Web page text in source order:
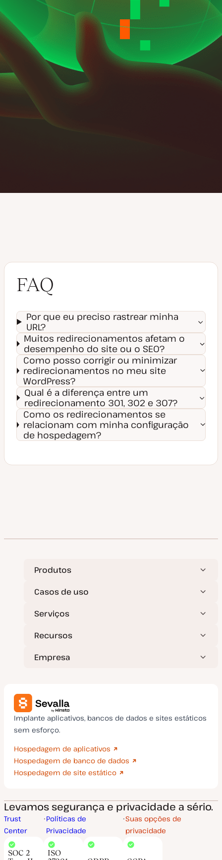
FAQ
Por que eu preciso rastrear minha
URL?
Muitos redirecionamentos afetam o
desempenho do site ou o SEO?
Como posso corrigir ou minimizar
redirecionamentos no meu site
WordPress?
Qual é a diferença entre um
redirecionamento 301, 302 e 307?
Como os redirecionamentos se
relacionam com minha configuração
de hospedagem?
Produtos
Casos de uso
Serviços
Recursos
Empresa
Implante aplicativos, bancos de dados e sites estáticos
sem esforço.
Hospedagem de aplicativos
Hospedagem de banco de dados
Hospedagem de site estático
Levamos segurança e privacidade a sério.
Trust
Center
Políticas de
Privacidade
Suas opções de
privacidade
SOC 2
ISO